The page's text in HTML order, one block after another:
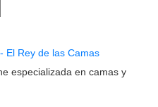
El Rey de las Camas
especializada en camas y